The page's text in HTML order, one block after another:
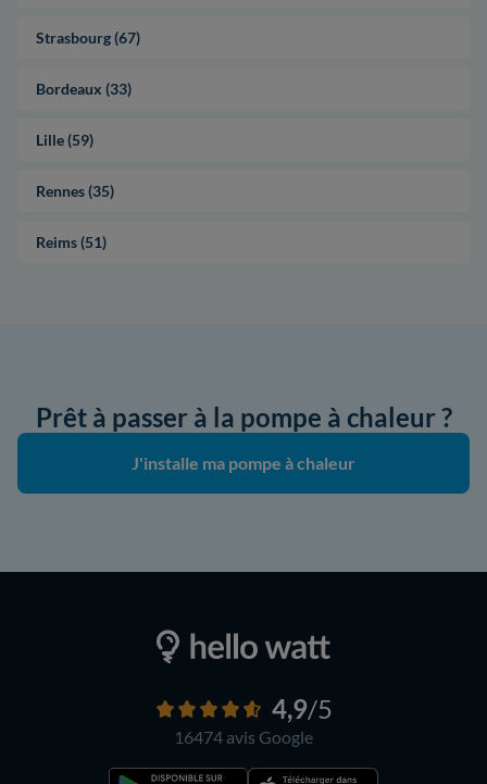
Strasbourg (67)
Bordeaux (33)
Lille (59)
Rennes (35)
Reims (51)
Prêt à passer à la pompe à chaleur ?
J'installe ma pompe à chaleur
4,9/5
16474 avis Google